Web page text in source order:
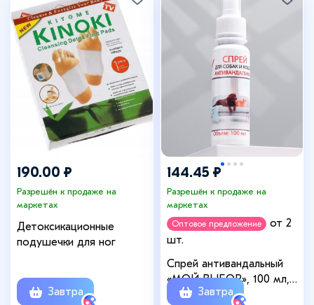
190.00 ₽
Разрешён к продаже на
маркетах
Детоксикационные
подушечки для ног
Завтра
144.45 ₽
Разрешён к продаже на
маркетах
Оптовое предложение
от 2
шт.
Спрей антивандальный
«МОЙ ВЫБОР», 100 мл,
для кошек и собак
Завтра